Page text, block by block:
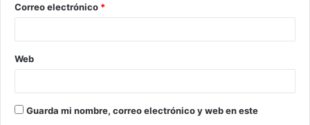
Correo electrónico *
Web
Guarda mi nombre, correo electrónico y web en este